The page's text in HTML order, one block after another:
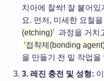
치아에 찰싹! 잘 붙어있
요. 먼저, 미세한 요철
(etching)’ 과정을 거치
‘접착제(bonding
을 만들기 전 밑 작업을
3. 레진 충전 및 성형: